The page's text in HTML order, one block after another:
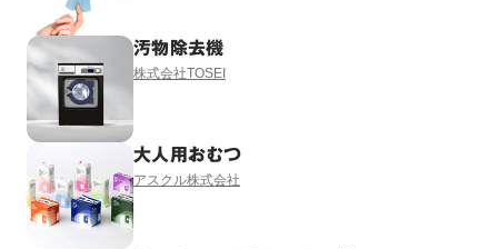
汚物除去機
株式会社TOSEI
大人用おむつ
アスクル株式会社